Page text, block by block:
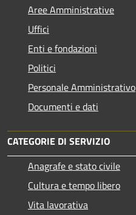
Aree Amministrative
Uffici
Enti e fondazioni
Politici
Personale Amministrativo
Documenti e dati
CATEGORIE DI SERVIZIO
Anagrafe e stato civile
Cultura e tempo libero
Vita lavorativa